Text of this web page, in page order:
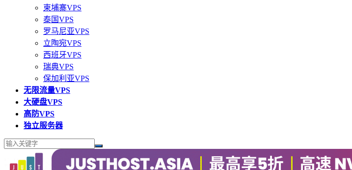
柬埔寨VPS
泰国VPS
罗马尼亚VPS
立陶宛VPS
西班牙VPS
瑞典VPS
保加利亚VPS
无限流量VPS
大硬盘VPS
高防VPS
独立服务器